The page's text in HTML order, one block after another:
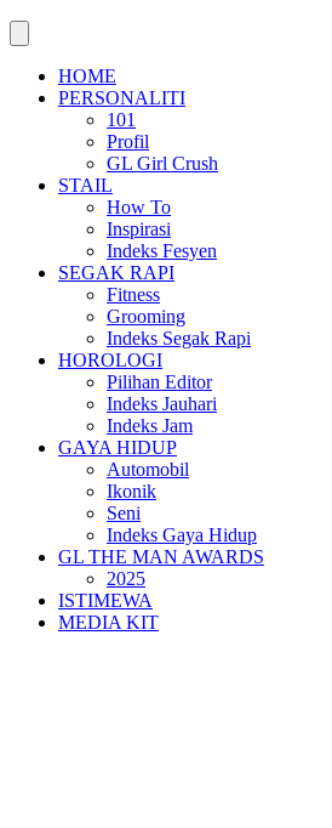
HOME
PERSONALITI
101
Profil
GL Girl Crush
STAIL
How To
Inspirasi
Indeks Fesyen
SEGAK RAPI
Fitness
Grooming
Indeks Segak Rapi
HOROLOGI
Pilihan Editor
Indeks Jauhari
Indeks Jam
GAYA HIDUP
Automobil
Ikonik
Seni
Indeks Gaya Hidup
GL THE MAN AWARDS
2025
ISTIMEWA
MEDIA KIT